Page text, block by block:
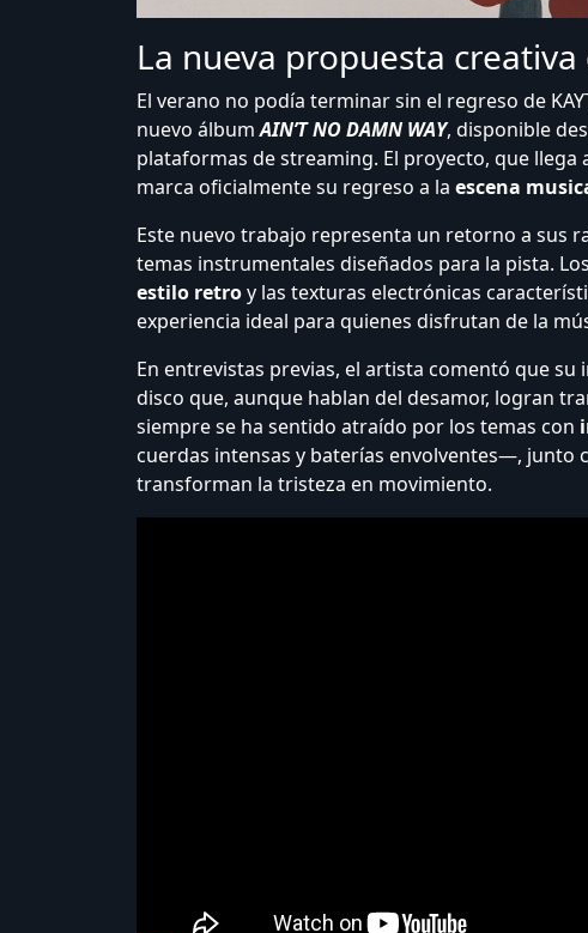
La nueva propuesta creativa
El verano no podía terminar sin el regreso de
nuevo álbumAIN’T NO DAMN WAY, disponible
plataformas de streaming. El proyecto, que llega
marca oficialmente su regreso a la escena
Este nuevo trabajo representa un retorno a sus
temas instrumentales diseñados para la pista. Los
estilo retroy las texturas electrónicas
experiencia ideal para quienes disfrutan de la
En entrevistas previas, el artista comentó que
disco que, aunque hablan del desamor, logran
siempre se ha sentido atraído por los temas con
cuerdas intensas y baterías envolventes—, junto
transforman la tristeza en movimiento.